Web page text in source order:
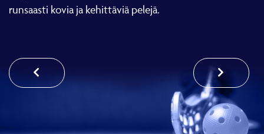
runsaasti kovia ja kehittäviä pelejä.